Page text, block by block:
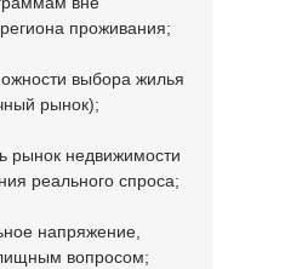
проживания;
выбора жилья
рынок);
рынок недвижимости
реального спроса;
напряжение,
вопросом;